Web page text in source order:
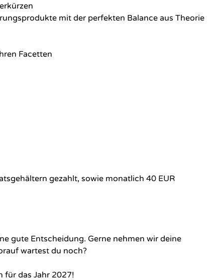
mit der perfekten Balance aus Theorie
Facetten
gezahlt, sowie monatlich 40 EUR
gute Entscheidung. Gerne nehmen wir deine
wartest du noch?
für das Jahr 2027!